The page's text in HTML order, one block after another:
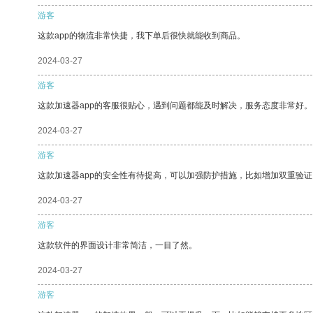
游客
这款app的物流非常快捷，我下单后很快就能收到商品。
2024-03-27
游客
这款加速器app的客服很贴心，遇到问题都能及时解决，服务态度非常好。
2024-03-27
游客
这款加速器app的安全性有待提高，可以加强防护措施，比如增加双重验
2024-03-27
游客
这款软件的界面设计非常简洁，一目了然。
2024-03-27
游客